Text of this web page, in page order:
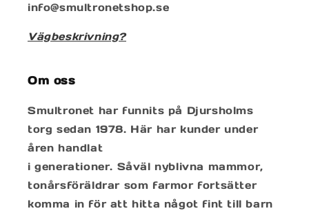
info@smultronetshop.se
Vägbeskrivning?
Om oss
Smultronet har funnits på Djursholms
torg sedan 1978. Här har kunder under
åren handlat
i generationer. Såväl nyblivna mammor,
tonårsföräldrar som farmor fortsätter
komma in för att hitta något fint till barn